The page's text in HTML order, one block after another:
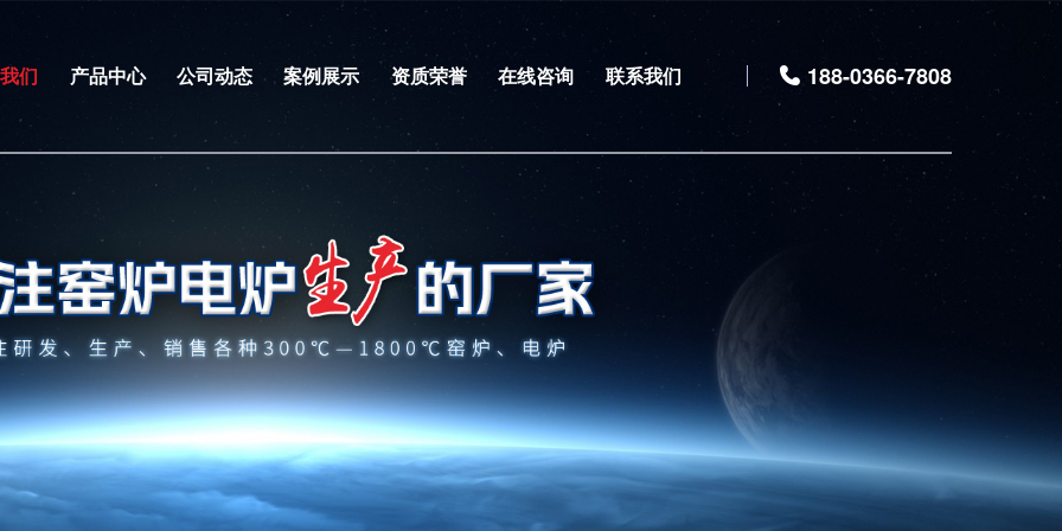
们 产品中心 公司动态 案例展示 资质荣誉 在线咨询 联系我们 188-0366-7808